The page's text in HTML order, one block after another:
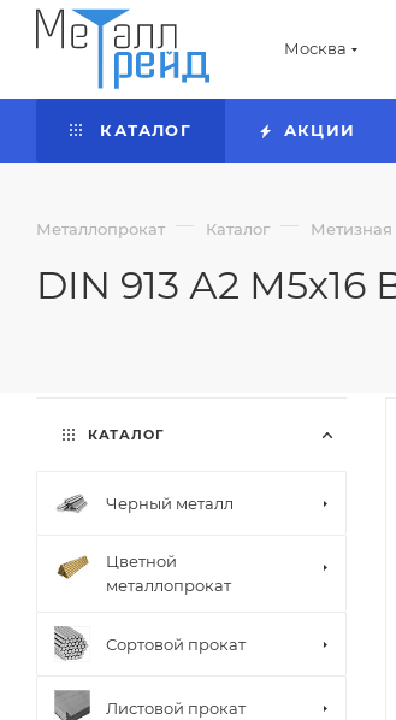
Москва
КАТАЛОГ АКЦИИ
Металлопрокат — Каталог —
DIN 913 А2 М5х16
КАТАЛОГ
Черный металл
Цветной
металлопрокат
Сортовой прокат
Листовой прокат